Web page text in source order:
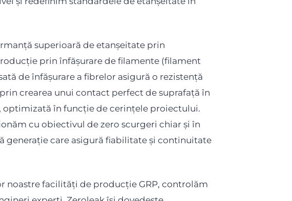
superioară de etanșeitate prin
prin înfășurare de filamente (filament
de înfășurare a fibrelor asigură o rezistență
crearea unui contact perfect de suprafață în
optimizată în funcție de cerințele proiectului.
cu obiectivul de zero scurgeri chiar și în
generație care asigură fiabilitate și continuitate
noastre facilități de producție GRP, controlăm